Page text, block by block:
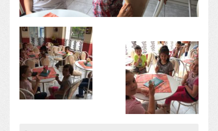
Közlekedés biztonsági pályázat
TÁMOP 2.2.7.A-13/1
TÁMOP-3.1.4-12/2
Projektbeszámolók
Egészségnap
Informatika Szakkör
Konfliktuskezelés
Mindennapos testnevelés